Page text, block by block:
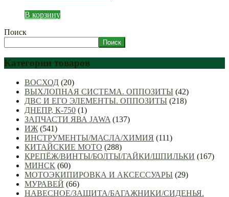
В корзину
Поиск
Поиск
Категории товаров
ВОСХОД (20)
ВЫХЛОПНАЯ СИСТЕМА. ОППОЗИТЫ (42)
ДВС И ЕГО ЭЛЕМЕНТЫ. ОППОЗИТЫ (218)
ДНЕПР, К-750 (1)
ЗАПЧАСТИ ЯВА JAWA (137)
ИЖ (541)
ИНСТРУМЕНТЫ/МАСЛА/ХИМИЯ (111)
КИТАЙСКИЕ МОТО (288)
КРЕПЁЖ/ВИНТЫ/БОЛТЫ/ГАЙКИ/ШПИЛЬКИ (167)
МИНСК (60)
МОТОЭКИПИРОВКА И АКСЕССУАРЫ (29)
МУРАВЕЙ (66)
НАВЕСНОЕ/ЗАЩИТА/БАГАЖНИКИ/СИДЕНЬЯ.